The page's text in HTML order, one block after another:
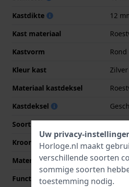
Kastdikte
12
Kast materiaal
Kastvorm
Rond
Kleur kast
Zilver
Materiaal kastdeksel
Kastdeksel
Soort glas
Kroon
Materiaal bezel
Functie bezel
Duiken
Uw privacy-
Horloge.nl maakt
verschillende soorten
sommige soorten
toestemming nodig.